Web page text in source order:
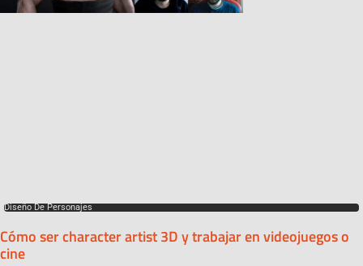
Diseño De Personajes
Cómo ser character artist 3D y trabajar en videojuegos o
cine